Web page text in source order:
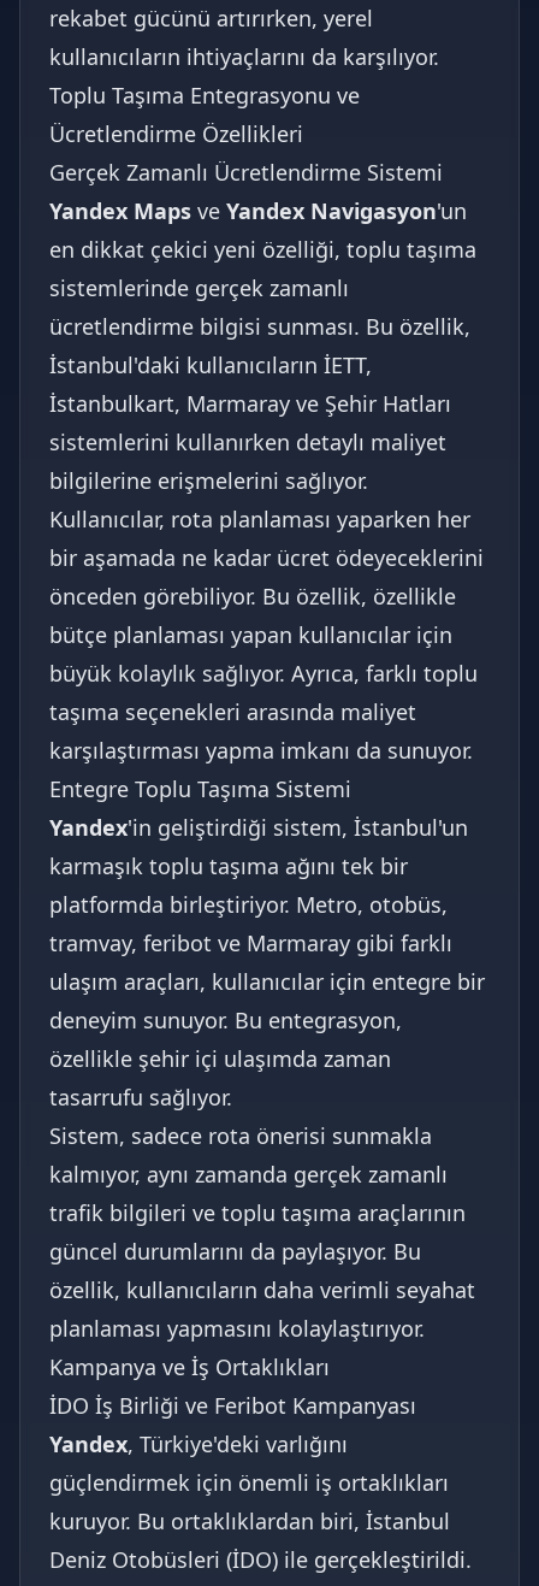
rekabet gücünü artırırken, yerel
kullanıcıların ihtiyaçlarını da karşılıyor.
Toplu Taşıma Entegrasyonu ve
Ücretlendirme Özellikleri
Gerçek Zamanlı Ücretlendirme Sistemi
Yandex Maps ve Yandex Navigasyon'un
en dikkat çekici yeni özelliği, toplu taşıma
sistemlerinde gerçek zamanlı
ücretlendirme bilgisi sunması. Bu özellik,
İstanbul'daki kullanıcıların İETT,
İstanbulkart, Marmaray ve Şehir Hatları
sistemlerini kullanırken detaylı maliyet
bilgilerine erişmelerini sağlıyor.
Kullanıcılar, rota planlaması yaparken her
bir aşamada ne kadar ücret ödeyeceklerini
önceden görebiliyor. Bu özellik, özellikle
bütçe planlaması yapan kullanıcılar için
büyük kolaylık sağlıyor. Ayrıca, farklı toplu
taşıma seçenekleri arasında maliyet
karşılaştırması yapma imkanı da sunuyor.
Entegre Toplu Taşıma Sistemi
Yandex'in geliştirdiği sistem, İstanbul'un
karmaşık toplu taşıma ağını tek bir
platformda birleştiriyor. Metro, otobüs,
tramvay, feribot ve Marmaray gibi farklı
ulaşım araçları, kullanıcılar için entegre bir
deneyim sunuyor. Bu entegrasyon,
özellikle şehir içi ulaşımda zaman
tasarrufu sağlıyor.
Sistem, sadece rota önerisi sunmakla
kalmıyor, aynı zamanda gerçek zamanlı
trafik bilgileri ve toplu taşıma araçlarının
güncel durumlarını da paylaşıyor. Bu
özellik, kullanıcıların daha verimli seyahat
planlaması yapmasını kolaylaştırıyor.
Kampanya ve İş Ortaklıkları
İDO İş Birliği ve Feribot Kampanyası
Yandex, Türkiye'deki varlığını
güçlendirmek için önemli iş ortaklıkları
kuruyor. Bu ortaklıklardan biri, İstanbul
Deniz Otobüsleri (İDO) ile gerçekleştirildi.